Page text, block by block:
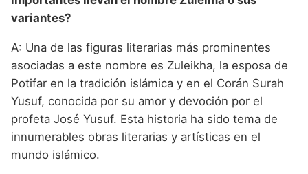
variantes?
A: Una de las figuras literarias más prominentes
asociadas a este nombre es Zuleikha, la esposa de
Potifar en la tradición islámica y en el Corán Surah
Yusuf, conocida por su amor y devoción por el
profeta José Yusuf. Esta historia ha sido tema de
innumerables obras literarias y artísticas en el
mundo islámico.